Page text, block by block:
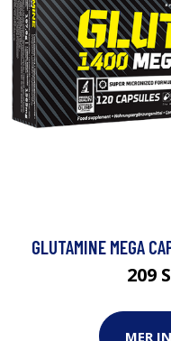
GLUTAMINE MEGA
209
MER